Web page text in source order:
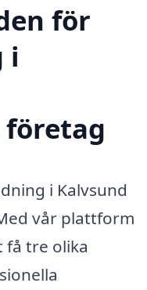
för
i
i Kalvsund
vår plattform
få tre olika